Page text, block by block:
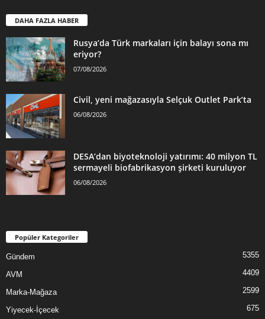
DAHA FAZLA HABER
Rusya’da Türk markaları için balayı sona mı
eriyor?
07/08/2026
Civil, yeni mağazasıyla Selçuk Outlet Park’ta
06/08/2026
DESA’dan biyoteknoloji yatırımı: 40 milyon TL
sermayeli biofabrikasyon şirketi kuruluyor
06/08/2026
Popüler Kategoriler
Gündem 5355
AVM 4409
Marka-Mağaza 2599
Yiyecek-İçecek 675